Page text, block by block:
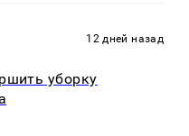
12 дней назад
уборку